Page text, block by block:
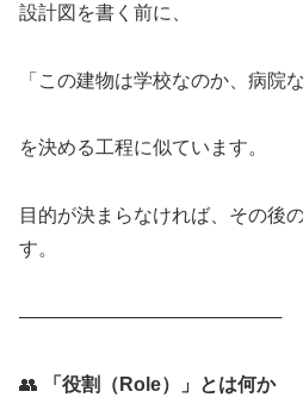
設計図を書く前に、
「この建物は学校なのか、病院
を決める工程に似ています。
目的が決まらなければ、その後
す。
────────────────────
👥 「役割（Role）」とは何か